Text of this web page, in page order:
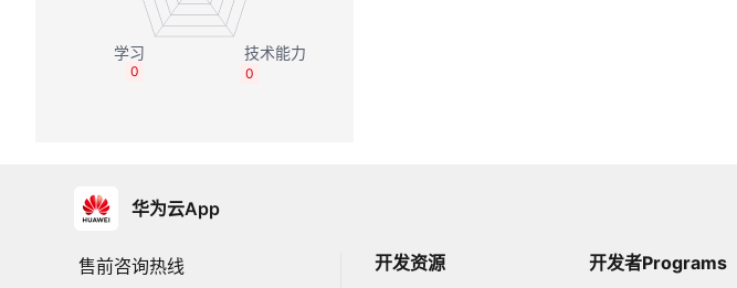
0
0
华为云App
售前咨询热线 开发资源 开发者Programs